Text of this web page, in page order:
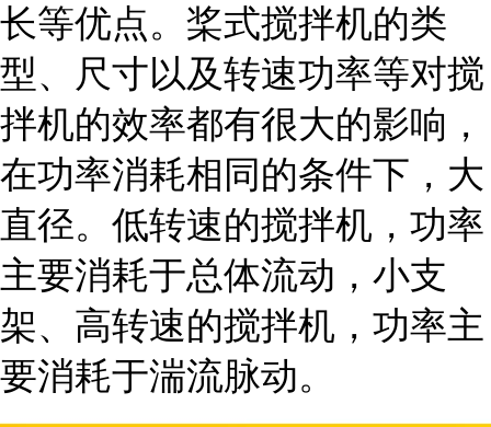
长等优点。桨式搅拌机的类
型、尺寸以及转速功率等对搅
拌机的效率都有很大的影响，
在功率消耗相同的条件下，大
直径。低转速的搅拌机，功率
主要消耗于总体流动，小支
架、高转速的搅拌机，功率主
要消耗于湍流脉动。